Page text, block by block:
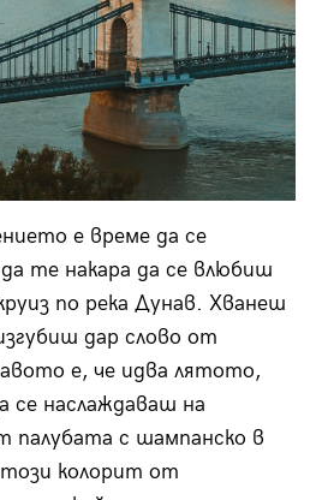
е време да се
те накара да се влюбиш
по река Дунав. Хванеш
дар слово от
е, че идва лятото,
се наслаждаваш на
палубата с шампанско в
този колорит от